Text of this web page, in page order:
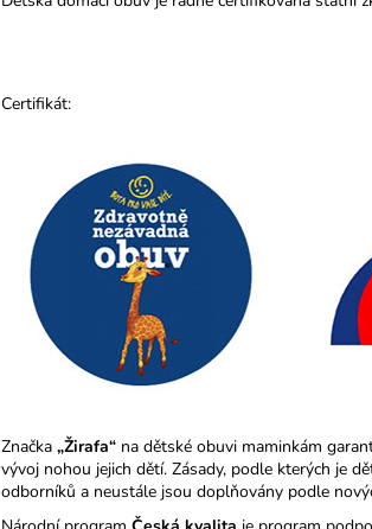
Certifikát:
Značka „Žirafa“ na dětské obuvi maminkám
vývoj nohou jejich dětí. Zásady, podle kterých je
odborníků a neustále jsou doplňovány podle